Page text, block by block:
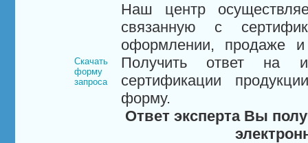
Скачать
форму
запроса
Наш центр
связанную с
оформлении, продаже и
Получить ответ на
сертификации
форму.
Ответ эксперта Вы